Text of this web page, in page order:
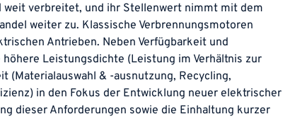
weit verbreitet, und ihr Stellenwert nimmt mit dem
weiter zu. Klassische Verbrennungsmotoren
Antrieben. Neben Verfügbarkeit und
Leistungsdichte (Leistung im Verhältnis zur
(Materialauswahl & -ausnutzung, Recycling,
in den Fokus der Entwicklung neuer elektrischer
dieser Anforderungen sowie die Einhaltung kurzer